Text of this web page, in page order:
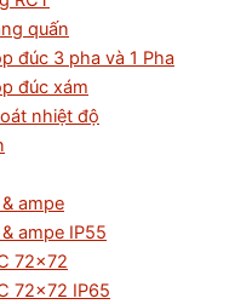
quấn
đúc 3 pha và 1 Pha
đúc xám
nhiệt độ
ampe
ampe IP55
72×72
72×72 IP65